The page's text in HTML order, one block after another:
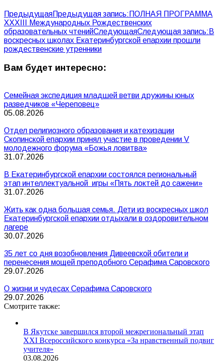
ПредыдущаяПредыдущая запись: ПОЛНАЯ ПРОГРАММА
XXXIII Международных Рождественских
образовательных чтенийСледующаяСледующая запись: В
воскресных школах Екатеринбургской епархии прошли
рождественские утренники
Вам будет интересно:
Семейная экспедиция младшей ветви дружины юных
разведчиков «Череповец»
05.08.2026
Отдел религиозного образования и катехизации
Скопинской епархии принял участие в проведении V
молодежного форума «Божья ловитва»
31.07.2026
В Екатеринбургской епархии состоялся региональный
этап интеллектуальной игры «Пять локтей до сажени»
31.07.2026
Жить как одна большая семья. Дети из воскресных школ
Екатеринбургской епархии отдыхали в оздоровительном
лагере
30.07.2026
35 лет со дня возобновления Дивеевской обители и
перенесения мощей преподобного Серафима Саровского
29.07.2026
О жизни и чудесах Серафима Саровского
29.07.2026
Смотрите также:
В Якутске завершился второй межрегиональный этап
XXI Всероссийского конкурса «За нравственный подвиг
учителя»
03.08.2026